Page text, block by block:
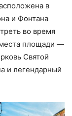
в
и Фонтана
во время
места площади —
Святой
и легендарный